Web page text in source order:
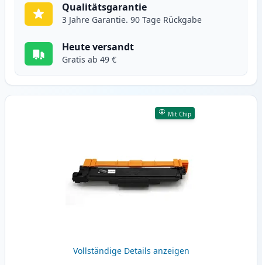
Qualitätsgarantie
3 Jahre Garantie. 90 Tage Rückgabe
Heute versandt
Gratis ab 49 €
Mit Chip
Vollständige Details anzeigen